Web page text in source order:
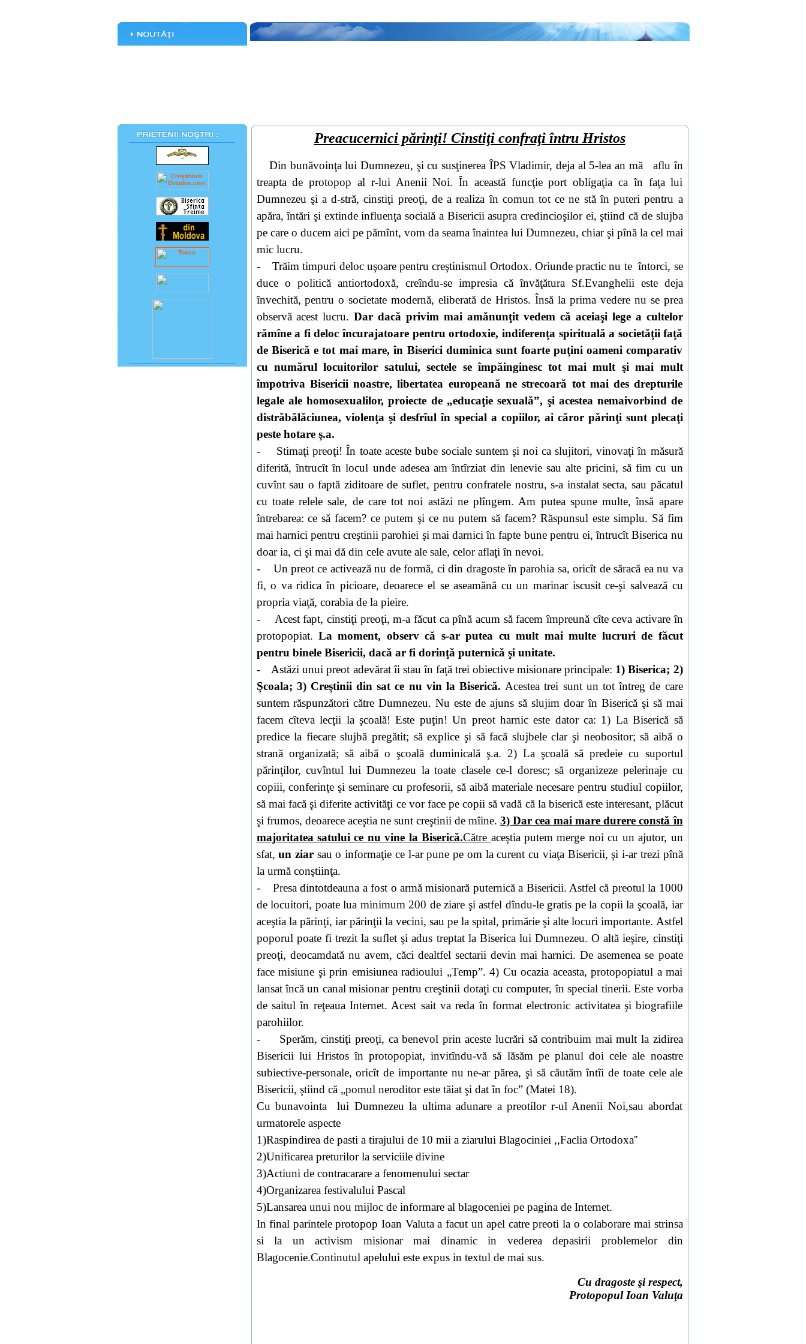
Preacucernici părinţi! Cinstiţi confraţi întru Hristos
Din bunăvoinţa lui Dumnezeu, şi cu susţinerea ÎPS Vladimir, deja al 5-lea an mă
aflu în
treapta de protopop al r-lui Anenii Noi. În această funcţie port obligaţia ca în faţa lui
Dumnezeu şi a d-stră, cinstiţi preoţi, de a realiza în comun tot ce ne stă în puteri pentru a
apăra, întări şi extinde influenţa socială a Bisericii asupra credincioşilor ei, ştiind că de slujba
pe care o ducem aici pe pămînt, vom da seama înaintea lui Dumnezeu, chiar şi pînă la cel mai
mic lucru.
-
Trăim timpuri deloc uşoare pentru creştinismul Ortodox. Oriunde practic nu te întorci, se
duce o politică antiortodoxă, creîndu-se impresia că învăţătura Sf.Evanghelii este deja
învechită, pentru o societate modernă, eliberată de Hristos. Însă la prima vedere nu se prea
observă acest lucru.Dar dacă privim mai amănunţit vedem că aceiaşi lege a cultelor
rămîne a fi deloc încurajatoare pentru ortodoxie, indiferenţa spirituală a societăţii faţă
de Biserică e tot mai mare, în Biserici duminica sunt foarte puţini oameni comparativ
cu numărul locuitorilor satului, sectele se împăinginesc tot mai mult şi mai mult
împotriva Bisericii noastre, libertatea europeană ne strecoară tot mai des drepturile
legale ale homosexualilor, proiecte de „educaţie sexuală”, şi acestea nemaivorbind de
distrăbălăciunea, violenţa şi desfrîul în special a copiilor, ai căror părinţi sunt plecaţi
peste hotare ş.a.
-
Stimaţi preoţi! În toate aceste bube sociale suntem şi noi ca slujitori, vinovaţi în măsură
diferită, întrucît în locul unde adesea am întîrziat din lenevie sau alte pricini, să fim cu un
cuvînt sau o faptă ziditoare de suflet, pentru confratele nostru, s-a instalat secta, sau păcatul
cu toate relele sale, de care tot noi astăzi ne plîngem. Am putea spune multe, însă apare
întrebarea: ce să facem? ce putem şi ce nu putem să facem? Răspunsul este simplu. Să fim
mai harnici pentru creştinii parohiei şi mai darnici în fapte bune pentru ei, întrucît Biserica nu
doar ia, ci şi mai dă din cele avute ale sale, celor aflaţi în nevoi.
-
Un preot ce activează nu de formă, ci din dragoste în parohia sa, oricît de săracă ea nu va
fi, o va ridica în picioare, deoarece el se aseamănă cu un marinar iscusit ce-şi salvează cu
propria viaţă, corabia de la pieire.
-
Acest fapt, cinstiţi preoţi, m-a făcut ca pînă acum să facem împreună cîte ceva activare în
protopopiat. La moment, observ că s-ar putea cu mult mai multe lucruri de făcut
pentru binele Bisericii, dacă ar fi dorinţă puternică şi unitate.
-
Astăzi unui preot adevărat îi stau în faţă trei obiective misionare principale: 1) Biserica; 2)
Şcoala; 3) Creştinii din sat ce nu vin la Biserică. Acestea trei sunt un tot întreg de care
suntem răspunzători către Dumnezeu. Nu este de ajuns să slujim doar în Biserică şi să mai
facem cîteva lecţii la şcoală! Este puţin! Un preot harnic este dator ca: 1) La Biserică să
predice la fiecare slujbă pregătit; să explice şi să facă slujbele clar şi neobositor; să aibă o
strană organizată; să aibă o şcoală duminicală ş.a. 2) La şcoală să predeie cu suportul
părinţilor, cuvîntul lui Dumnezeu la toate clasele ce-l doresc; să organizeze pelerinaje cu
copiii, conferinţe şi seminare cu profesorii, să aibă materiale necesare pentru studiul copiilor,
să mai facă şi diferite activităţi ce vor face pe copii să vadă că la biserică este interesant, plăcut
şi frumos, deoarece aceştia ne sunt creştinii de mîine.3) Dar cea mai mare durere constă în
majoritatea satului ce nu vine la Biserică.Către aceştia putem merge noi cu un ajutor, un
sfat,un ziar sau o informaţie ce l-ar pune pe om la curent cu viaţa Bisericii, şi i-ar trezi pînă
la urmă conştiinţa.
-
Presa dintotdeauna a fost o armă misionară puternică a Bisericii. Astfel că preotul la 1000
de locuitori, poate lua minimum 200 de ziare şi astfel dîndu-le gratis pe la copii la şcoală, iar
aceştia la părinţi, iar părinţii la vecini, sau pe la spital, primărie şi alte locuri importante. Astfel
poporul poate fi trezit la suflet şi adus treptat la Bisericalui Dumnezeu. O altă ieşire, cinstiţi
preoţi, deocamdată nu avem, căci dealtfel sectarii devin mai harnici. De asemenea se poate
face misiune şi prin emisiunea radioului „Temp”. 4) Cu ocazia aceasta, protopopiatul a mai
lansat încă un canal misionar pentru creştinii dotaţi cu computer, în special tinerii. Este vorba
de saitul în reţeaua Internet. Acest sait va reda în format electronic activitatea şi biografiile
parohiilor.
-
Sperăm, cinstiţi preoţi, ca benevol prin aceste lucrări să contribuim mai mult la zidirea
Bisericii lui Hristos în protopopiat, invitîndu-vă să lăsăm pe planul doi cele ale noastre
subiective-personale, oricît de importante nu ne-ar părea, şi să căutăm întîi de toate cele ale
Bisericii, ştiind că „pomul neroditor este tăiat şi dat în foc” (Matei 18).
Cu bunavointa lui Dumnezeu la ultima adunare a preotilor r-ul Anenii Noi,sau abordat
urmatorele aspecte
1)Raspindirea de pasti a tirajului de 10 mii a ziarului Blagociniei ,,Faclia Ortodoxa''
2)Unificarea preturilor la serviciile divine
3)Actiuni de contracarare a fenomenului sectar
4)Organizarea festivalului Pascal
5)Lansarea unui nou mijloc de informare al blagoceniei pe pagina de Internet.
In final parintele protopop Ioan Valuta a facut un apel catre preoti la o colaborare mai strinsa
si la un activism misionar mai dinamic in vederea depasirii problemelor din
Blagocenie.Continutul apelului este expus in textul de mai sus.
Cu dragoste şi respect,
Protopopul Ioan Valuţa